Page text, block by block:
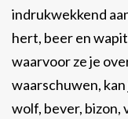
indrukwekkend
hert, beer en
waarvoor ze je
waarschuwen,
wolf, bever, bizon,